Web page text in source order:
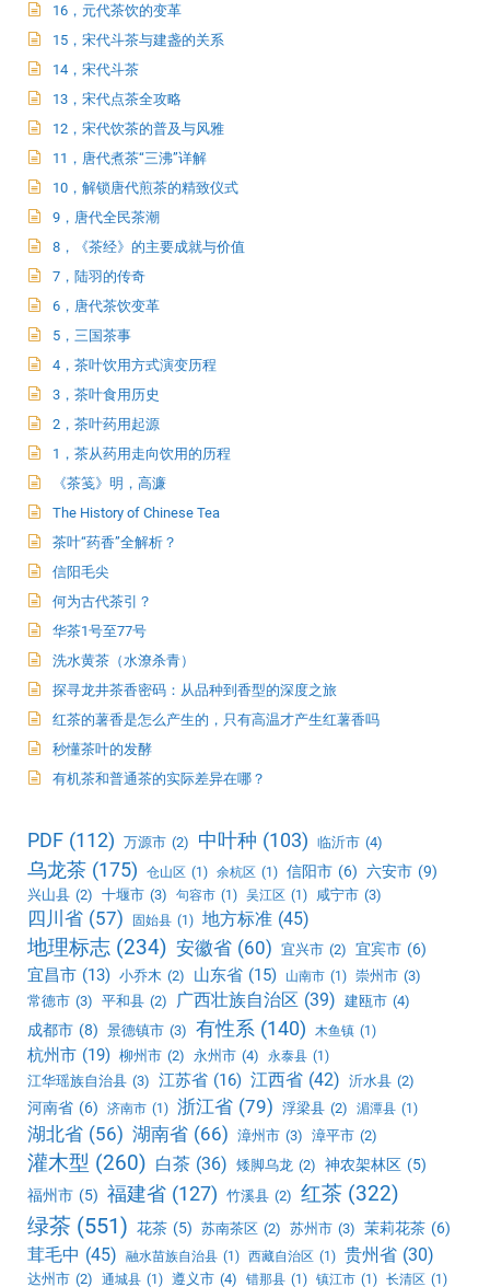
16，元代茶饮的变革
15，宋代斗茶与建盏的关系
14，宋代斗茶
13，宋代点茶全攻略
12，宋代饮茶的普及与风雅
11，唐代煮茶“三沸”详解
10，解锁唐代煎茶的精致仪式
9，唐代全民茶潮
8，《茶经》的主要成就与价值
7，陆羽的传奇
6，唐代茶饮变革
5，三国茶事
4，茶叶饮用方式演变历程
3，茶叶食用历史
2，茶叶药用起源
1，茶从药用走向饮用的历程
《茶笺》明，高濂
The History of Chinese Tea
茶叶“药香”全解析？
信阳毛尖
何为古代茶引？
华茶1号至77号
洗水黄茶（水潦杀青）
探寻龙井茶香密码：从品种到香型的深度之旅
红茶的薯香是怎么产生的，只有高温才产生红薯香吗
秒懂茶叶的发酵
有机茶和普通茶的实际差异在哪？
PDF (112) 万源市 (2) 中叶种 (103) 临沂市 (4)
乌龙茶 (175) 仓山区 (1) 余杭区 (1) 信阳市 (6) 六安市 (9)
兴山县 (2) 十堰市 (3) 句容市 (1) 吴江区 (1) 咸宁市 (3)
四川省 (57) 固始县 (1) 地方标准 (45)
地理标志 (234) 安徽省 (60) 宜兴市 (2) 宜宾市 (6)
宜昌市 (13) 小乔木 (2) 山东省 (15) 山南市 (1) 崇州市 (3)
常德市 (3) 平和县 (2) 广西壮族自治区 (39) 建瓯市 (4)
成都市 (8) 景德镇市 (3) 有性系 (140) 木鱼镇 (1)
杭州市 (19) 柳州市 (2) 永州市 (4) 永泰县 (1)
江华瑶族自治县 (3) 江苏省 (16) 江西省 (42) 沂水县 (2)
河南省 (6) 济南市 (1) 浙江省 (79) 浮梁县 (2) 湄潭县 (1)
湖北省 (56) 湖南省 (66) 漳州市 (3) 漳平市 (2)
灌木型 (260) 白茶 (36) 矮脚乌龙 (2) 神农架林区 (5)
福州市 (5) 福建省 (127) 竹溪县 (2) 红茶 (322)
绿茶 (551) 花茶 (5) 苏南茶区 (2) 苏州市 (3) 茉莉花茶 (6)
茸毛中 (45) 融水苗族自治县 (1) 西藏自治区 (1) 贵州省 (30)
达州市 (2) 通城县 (1) 遵义市 (4) 错那县 (1) 镇江市 (1) 长清区 (1)